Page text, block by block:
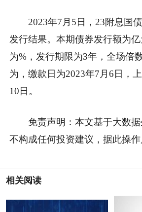
2023年7月5日，23附息国
发行结果。本期债券发行额为
为%，发行期限为3年，全场倍
为，缴款日为2023年7月6日，
10日。
免责声明：本文基于大数据
不构成任何投资建议，据此操作
相关阅读